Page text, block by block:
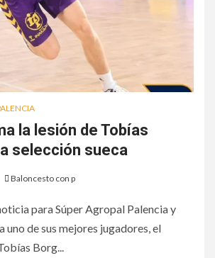
la lesión de Tobías
selección sueca
Baloncesto con p
para Súper Agropal Palencia y
de sus mejores jugadores, el
Borg...